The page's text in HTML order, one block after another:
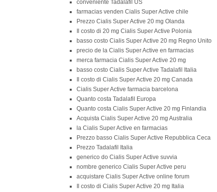
conveniente Tadalafil US
farmacias venden Cialis Super Active chile
Prezzo Cialis Super Active 20 mg Olanda
Il costo di 20 mg Cialis Super Active Polonia
basso costo Cialis Super Active 20 mg Regno Unito
precio de la Cialis Super Active en farmacias
merca farmacia Cialis Super Active 20 mg
basso costo Cialis Super Active Tadalafil Italia
Il costo di Cialis Super Active 20 mg Canada
Cialis Super Active farmacia barcelona
Quanto costa Tadalafil Europa
Quanto costa Cialis Super Active 20 mg Finlandia
Acquista Cialis Super Active 20 mg Australia
la Cialis Super Active en farmacias
Prezzo basso Cialis Super Active Repubblica Ceca
Prezzo Tadalafil Italia
generico do Cialis Super Active suvvia
nombre generico Cialis Super Active peru
acquistare Cialis Super Active online forum
Il costo di Cialis Super Active 20 mg Italia